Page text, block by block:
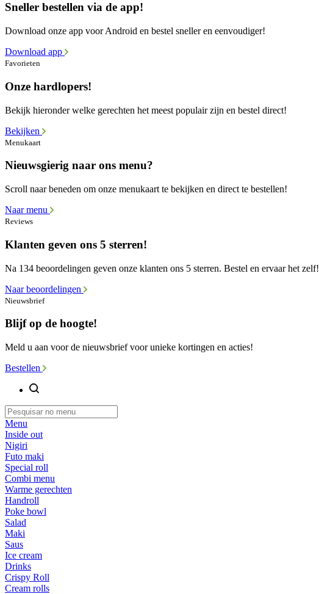
Sneller bestellen via de app!
Download onze app voor Android en bestel sneller en eenvoudiger!
Download app
Favorieten
Onze hardlopers!
Bekijk hieronder welke gerechten het meest populair zijn en bestel direct!
Bekijken
Menukaart
Nieuwsgierig naar ons menu?
Scroll naar beneden om onze menukaart te bekijken en direct te bestellen!
Naar menu
Reviews
Klanten geven ons 5 sterren!
Na 134 beoordelingen geven onze klanten ons 5 sterren. Bestel en ervaar het zelf!
Naar beoordelingen
Nieuwsbrief
Blijf op de hoogte!
Meld u aan voor de nieuwsbrief voor unieke kortingen en acties!
Bestellen
Menu
Inside out
Nigiri
Futo maki
Special roll
Combi menu
Warme gerechten
Handroll
Poke bowl
Salad
Maki
Saus
Ice cream
Drinks
Crispy Roll
Cream rolls